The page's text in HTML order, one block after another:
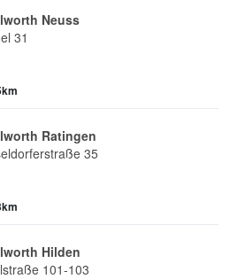
Neuss
31
Ratingen
35
Hilden
101-103